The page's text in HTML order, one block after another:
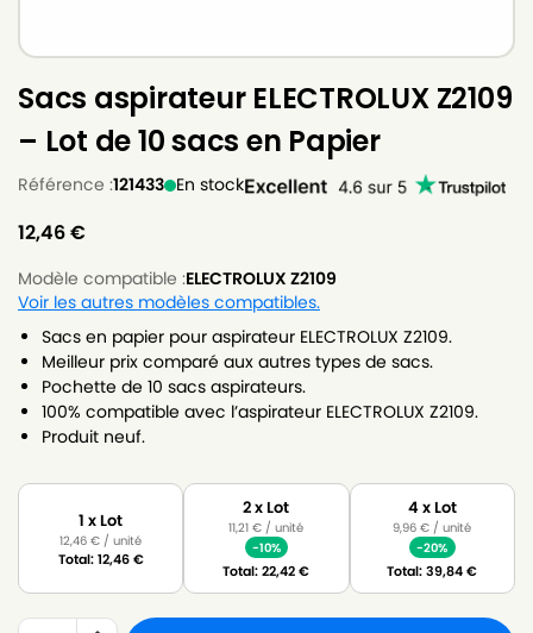
Sacs aspirateur ELECTROLUX Z2109
– Lot de 10 sacs en Papier
Référence :121433 En stock
12,46€
Modèle compatible :ELECTROLUX Z2109
Voir les autres modèles compatibles.
Sacs en papier pour aspirateur ELECTROLUX Z2109.
Meilleur prix comparé aux autres types de sacs.
Pochette de 10 sacs aspirateurs.
100% compatible avec l’aspirateur ELECTROLUX Z2109.
Produit neuf.
1 x Lot
12,46€ / unité
Total:12,46€
2 x Lot
11,21€ / unité
-10%
Total:22,42€
4 x Lot
9,96€ / unité
-20%
Total:39,84€